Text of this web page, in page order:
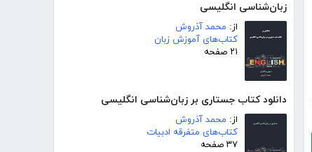
زبان‌شناسی انگلیسی
از: محمد آذروش
کتاب‌های آموزش زبان
۲۱ صفحه
دانلود کتاب جستاری بر زبان‌شناسی انگلیسی
از: محمد آذروش
کتاب‌های متفرقه ادبیات
۳۷ صفحه